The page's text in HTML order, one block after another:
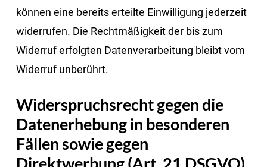
können eine bereits erteilte Einwilligung jederzeit
widerrufen. Die Rechtmäßigkeit der bis zum
Widerruf erfolgten Datenverarbeitung bleibt vom
Widerruf unberührt.
Widerspruchsrecht gegen die
Datenerhebung in besonderen
Fällen sowie gegen